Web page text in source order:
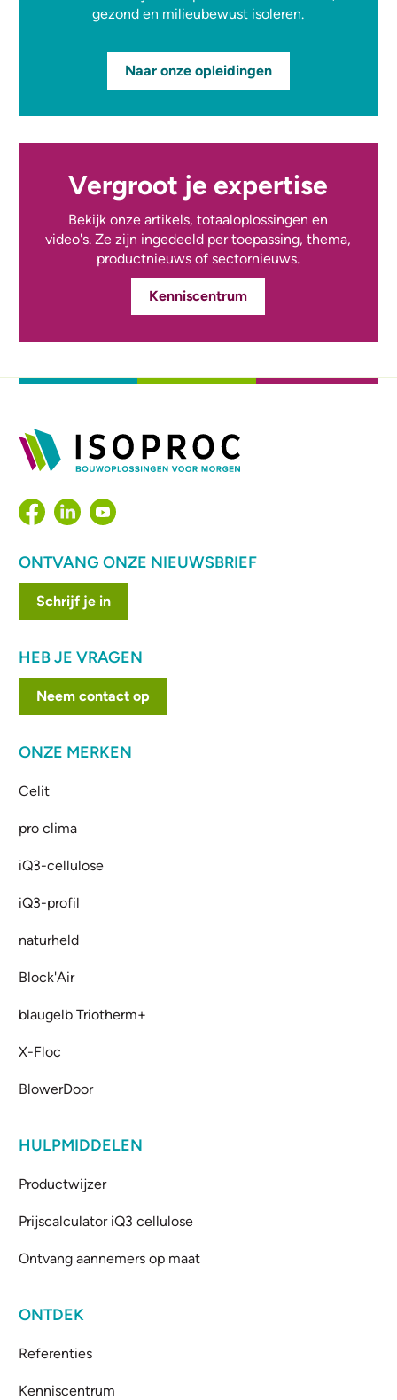
gezond en milieubewust isoleren.
Naar onze opleidingen
Vergroot je expertise
Bekijk onze artikels, totaaloplossingen en
video's. Ze zijn ingedeeld per toepassing, thema,
productnieuws of sectornieuws.
Kenniscentrum
ONTVANG ONZE NIEUWSBRIEF
Schrijf je in
HEB JE VRAGEN
Neem contact op
ONZE MERKEN
Celit
pro clima
iQ3-cellulose
iQ3-profil
naturheld
Block'Air
blaugelb Triotherm+
X-Floc
BlowerDoor
HULPMIDDELEN
Productwijzer
Prijscalculator iQ3 cellulose
Ontvang aannemers op maat
ONTDEK
Referenties
Kenniscentrum